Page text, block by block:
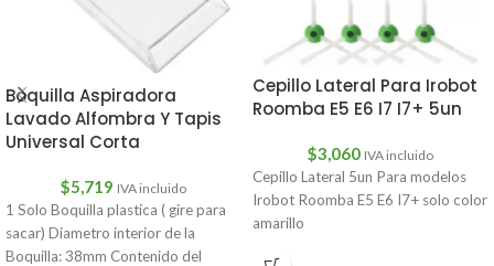
Boquilla Aspiradora
Lavado Alfombra Y Tapis
Universal Corta
$5,719 IVA incluido
1 Solo Boquilla plastica ( gire para
sacar) Diametro interior de la
Boquilla: 38mm Contenido del
Cepillo Lateral Para Irobot
Roomba E5 E6 I7 I7+ 5un
$3,060 IVA incluido
Cepillo Lateral 5un Para modelos
Irobot Roomba E5 E6 I7+ solo color
amarillo